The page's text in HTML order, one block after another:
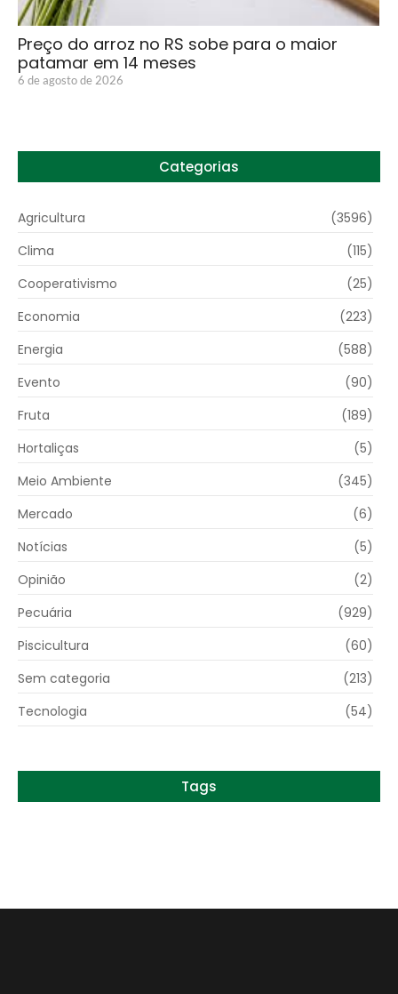
Preço do arroz no RS sobe para o maior
patamar em 14 meses
6 de agosto de 2026
Categorias
Agricultura
(3596)
Clima
(115)
Cooperativismo
(25)
Economia
(223)
Energia
(588)
Evento
(90)
Fruta
(189)
Hortaliças
(5)
Meio Ambiente
(345)
Mercado
(6)
Notícias
(5)
Opinião
(2)
Pecuária
(929)
Piscicultura
(60)
Sem categoria
(213)
Tecnologia
(54)
Tags